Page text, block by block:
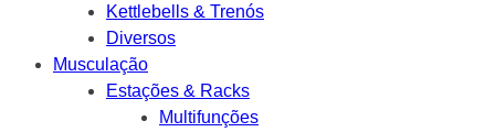
Kettlebells & Trenós
Diversos
Musculação
Estações & Racks
Multifunções